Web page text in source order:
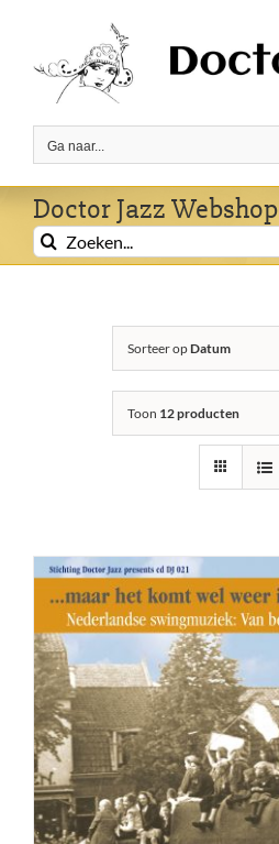
inhoud
Ga naar...
Doctor Jazz Webshop
Zoeken
naar:
Sorteer opDatum
Toon 12 producten